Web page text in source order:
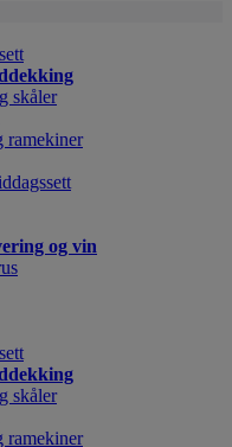
skåler
ramekiner
og vin
skåler
ramekiner